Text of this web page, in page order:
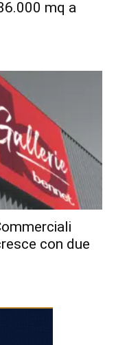
mq a
con due